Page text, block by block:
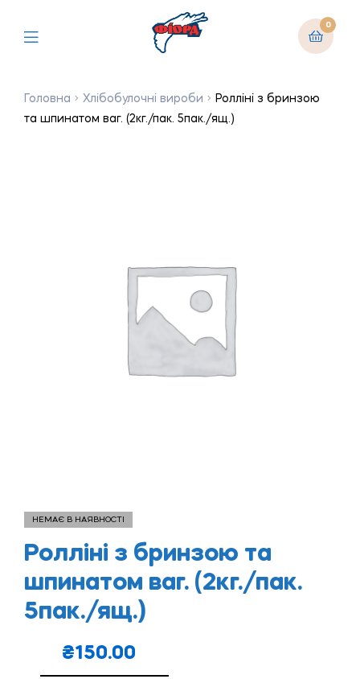
0
Головна Хлібобулочні вироби
Ролліні з бринзою
та шпинатом ваг. (2кг./пак. 5пак./ящ.)
НЕМАЄ В НАЯВНОСТІ
Ролліні з бринзою та
шпинатом ваг. (2кг./пак.
5пак./ящ.)
₴150.00